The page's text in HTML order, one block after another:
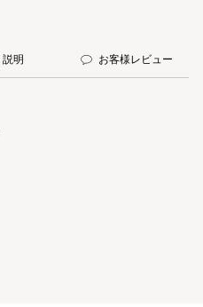
説明 お客様レビュー